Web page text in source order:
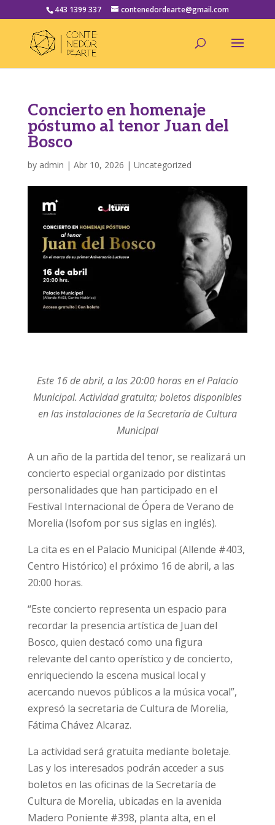
443 1399 337 contenedordearte@gmail.com
Concierto en homenaje
póstumo al tenor Juan del
Bosco
by admin | Abr 10, 2026 | Uncategorized
Este 16 de abril, a las 20:00 horas en el Palacio
Municipal. Actividad gratuita; boletos disponibles
en las instalaciones de la Secretaría de Cultura
Municipal
A un año de la partida del tenor, se realizará un
concierto especial organizado por distintas
personalidades que han participado en el
Festival Internacional de Ópera de Verano de
Morelia (Isofom por sus siglas en inglés).
La cita es en el Palacio Municipal (Allende #403,
Centro Histórico) el próximo 16 de abril, a las
20:00 horas.
“Este concierto representa un espacio para
recordar la presencia artística de Juan del
Bosco, quien destacó como una figura
relevante del canto operístico y de concierto,
enriqueciendo la escena musical local y
acercando nuevos públicos a la música vocal”,
expresó la secretaria de Cultura de Morelia,
Fátima Chávez Alcaraz.
La actividad será gratuita mediante boletaje.
Las y los interesados podrán acceder a sus
boletos en las oficinas de la Secretaría de
Cultura de Morelia, ubicadas en la avenida
Madero Poniente #398, planta alta, en el